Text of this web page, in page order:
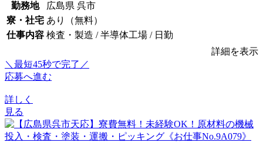
勤務地
広島県 呉市
寮・社宅 あり（無料）
仕事内容 検査・製造 / 半導体工場 / 日勤
詳細を表示
＼最短45秒で完了／
応募へ進む
詳しく
見る